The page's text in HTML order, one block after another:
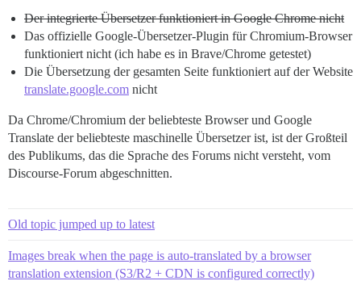
Der integrierte Übersetzer funktioniert in Google Chrome nicht
Das offizielle Google-Übersetzer-Plugin für Chromium-Browser
funktioniert nicht (ich habe es in Brave/Chrome getestet)
Die Übersetzung der gesamten Seite funktioniert auf der Website
translate.google.com nicht
Da Chrome/Chromium der beliebteste Browser und Google
Translate der beliebteste maschinelle Übersetzer ist, ist der Großteil
des Publikums, das die Sprache des Forums nicht versteht, vom
Discourse-Forum abgeschnitten.
Old topic jumped up to latest
Images break when the page is auto-translated by a browser
translation extension (S3/R2 + CDN is configured correctly)